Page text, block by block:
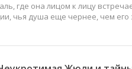
где она лицом к лицу
чья душа еще чернее, чем